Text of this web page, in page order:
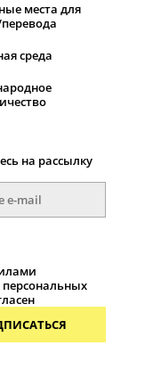
места для
среда
на рассылку